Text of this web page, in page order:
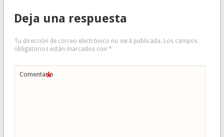
Deja una respuesta
Tu dirección de correo electrónico no será publicada. Los campos
obligatorios están marcados con *
Comentario
*